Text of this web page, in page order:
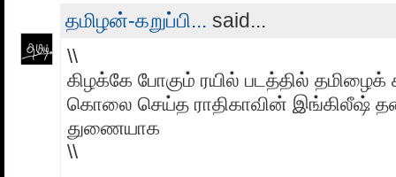
தமிழன்-கறுப்பி... said...
\\
கிழக்கே போகும் ரயில் படத்தில்
கொலை செய்த ராதிகாவின் இங்கிலீஷ்
துணையாக
\\